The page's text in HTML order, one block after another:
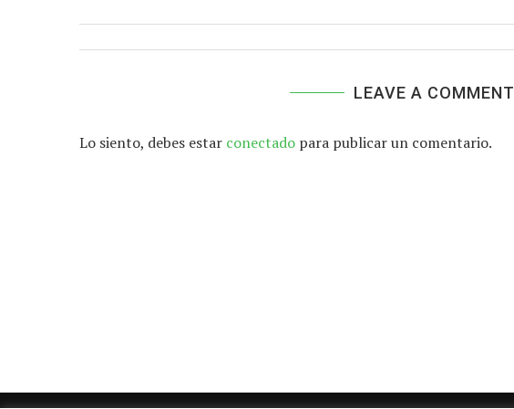
LEAVE A COMMENT
Lo siento, debes estar conectado para publicar un comentario.